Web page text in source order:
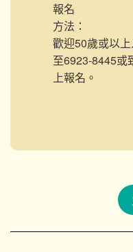
報名
方法：
歡迎50歲或以
至6923-8445或
上報名。